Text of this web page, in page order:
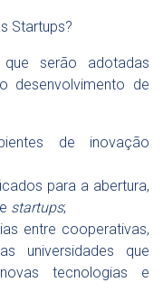
Startups?
serão adotadas
desenvolvimento de
de inovação
para a abertura,
startups;
entre cooperativas,
universidades que
tecnologias e